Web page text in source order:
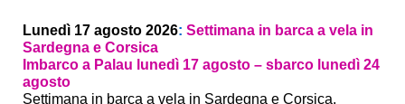
Lunedì 17 agosto 2026: Settimana in barca a vela in
Sardegna e Corsica
Imbarco a Palau lunedì 17 agosto – sbarco lunedì 24
agosto
Settimana in barca a vela in Sardegna e Corsica.